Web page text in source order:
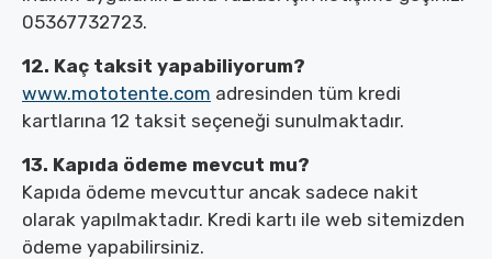
05367732723.
12. Kaç taksit yapabiliyorum?
www.mototente.com adresinden tüm kredi
kartlarına 12 taksit seçeneği sunulmaktadır.
13. Kapıda ödeme mevcut mu?
Kapıda ödeme mevcuttur ancak sadece nakit
olarak yapılmaktadır. Kredi kartı ile web sitemizden
ödeme yapabilirsiniz.